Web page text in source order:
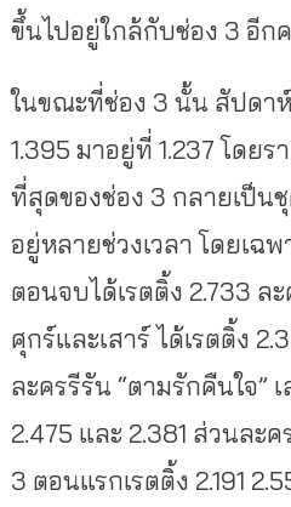
ขึ้นไปอยู่ใกล้กับช่อง 3 อีก
ในขณะที่ช่อง 3 นั้น สัปดา
1.395 มาอยู่ที่ 1.237 โดย
ที่สุดของช่อง 3 กลายเป็น
อยู่หลายช่วงเวลา โดยเฉพ
ตอนจบได้เรตติ้ง 2.733 ล
ศุกร์และเสาร์ ได้เรตติ้ง
ละครรีรัน “ตามรักคืนใจ”
2.475 และ 2.381 ส่วนละ
3 ตอนแรกเรตติ้ง 2.191